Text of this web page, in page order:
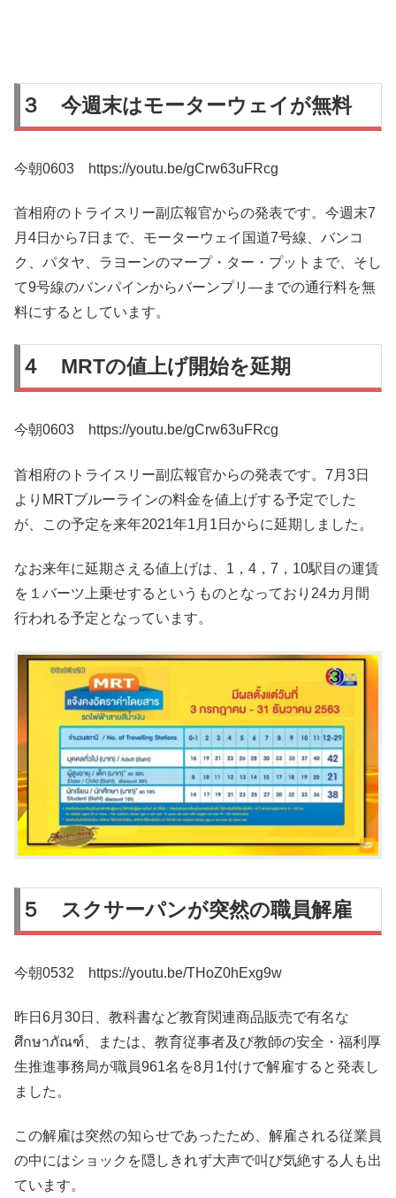
３ 今週末はモーターウェイが無料
今朝0603 https://youtu.be/gCrw63uFRcg
首相府のトライスリー副広報官からの発表です。今週末7
月4日から7日まで、モーターウェイ国道7号線、バンコ
ク、パタヤ、ラヨーンのマープ・ター・プットまで、そし
て9号線のバンパインからバーンプリ―までの通行料を無
料にするとしています。
４ MRTの値上げ開始を延期
今朝0603 https://youtu.be/gCrw63uFRcg
首相府のトライスリー副広報官からの発表です。7月3日
よりMRTブルーラインの料金を値上げする予定でした
が、この予定を来年2021年1月1日からに延期しました。
なお来年に延期さえる値上げは、1，4，7，10駅目の運賃
を１バーツ上乗せするというものとなっており24カ月間
行われる予定となっています。
５ スクサーパンが突然の職員解雇
今朝0532 https://youtu.be/THoZ0hExg9w
昨日6月30日、教科書など教育関連商品販売で有名な
ศึกษาภัณฑ์、または、教育従事者及び教師の安全・福利厚
生推進事務局が職員961名を8月1付けで解雇すると発表し
ました。
この解雇は突然の知らせであったため、解雇される従業員
の中にはショックを隠しきれず大声で叫び気絶する人も出
ています。